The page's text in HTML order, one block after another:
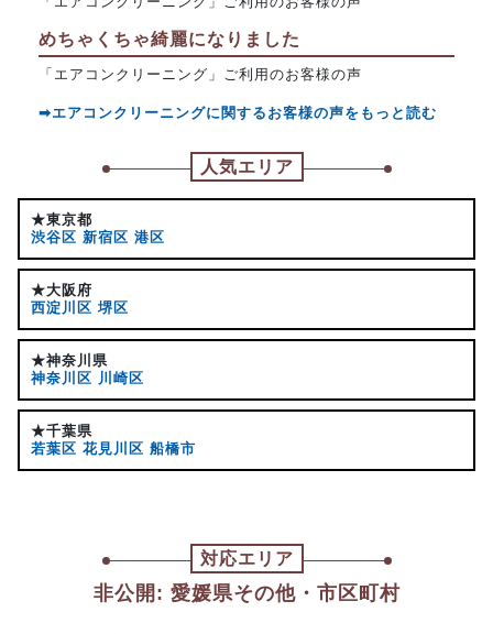
めちゃくちゃ綺麗になりました
「エアコンクリーニング」ご利用のお客様の声
➡エアコンクリーニングに関するお客様の声をもっと読む
人気エリア
★東京都
渋谷区 新宿区 港区
★大阪府
西淀川区 堺区
★神奈川県
神奈川区 川崎区
★千葉県
若葉区 花見川区 船橋市
対応エリア
非公開: 愛媛県その他・市区町村